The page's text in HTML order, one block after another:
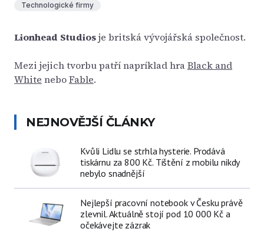
Technologické firmy
Lionhead Studiosje britská vývojářská společnost.
Mezi jejich tvorbu patří napríklad hraBlack and
White neboFable.
NEJNOVĚJŠÍ ČLÁNKY
Kvůli Lidlu se strhla hysterie. Prodává
tiskárnu za 800 Kč. Tištění z mobilu nikdy
nebylo snadnější
Nejlepší pracovní notebook v Česku právě
zlevnil. Aktuálně stojí pod 10 000 Kč a
očekávejte zázrak